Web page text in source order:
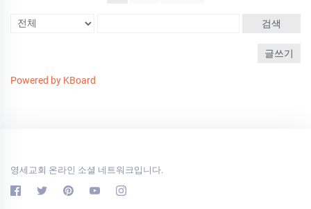
검색
글쓰기
Powered by KBoard
영세교회 온라인 소셜 네트워크입니다.